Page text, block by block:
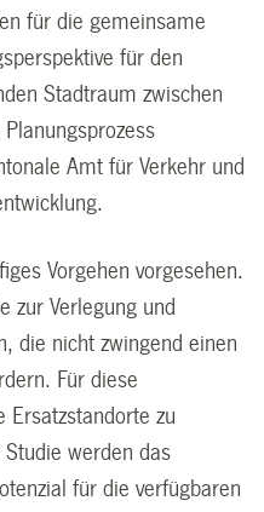
für die gemeinsame
für den
Stadtraum zwischen
Amt für Verkehr und
Vorgehen vorgesehen.
zur Verlegung und
die nicht zwingend einen
Für diese
Ersatzstandorte zu
werden das
für die verfügbaren